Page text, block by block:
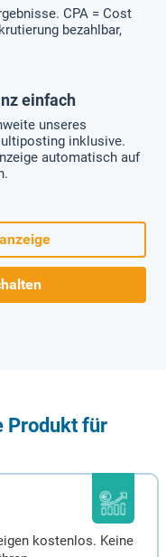
CPA = Cost
bezahlbar,
einfach
unseres
inklusive.
automatisch auf
Produkt für
kostenlos. Keine